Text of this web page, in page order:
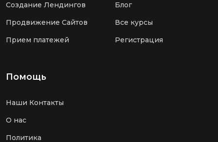
Создание Лендингов
Продвижение Сайтов
Прием платежей
Блог
Все курсы
Регистрация
Помощь
Наши Контакты
О нас
Политика